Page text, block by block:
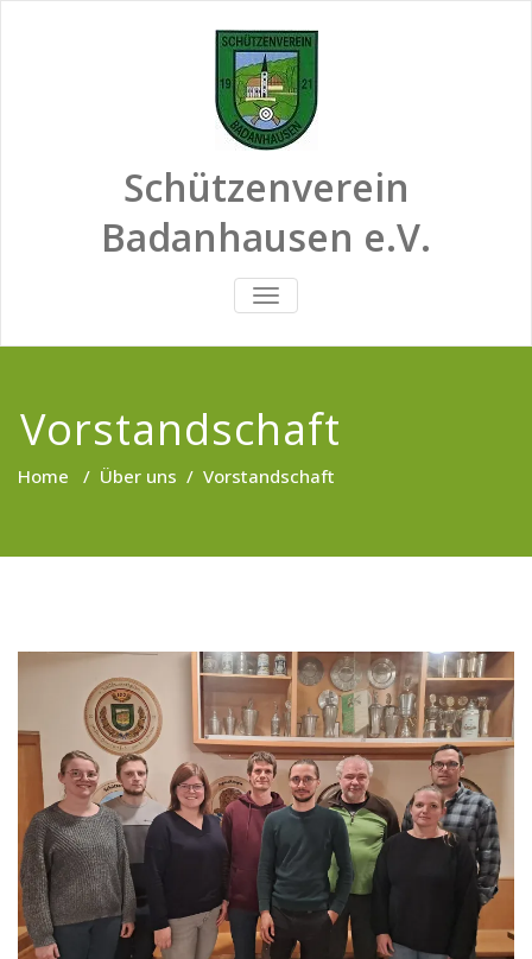
Schützenverein
Badanhausen e.V.
SCHALTE
NAVIGATION
Vorstandschaft
Home / Über uns / Vorstandschaft